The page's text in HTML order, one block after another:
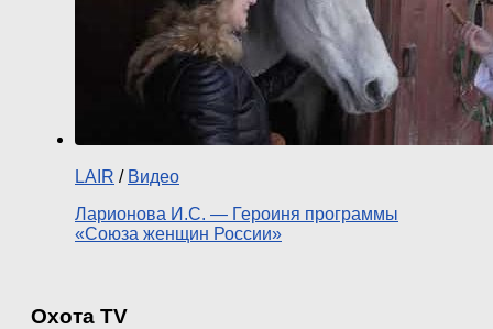
LAIR / Видео
Ларионова И.С. — Героиня программы
«Союза женщин России»
Охота TV